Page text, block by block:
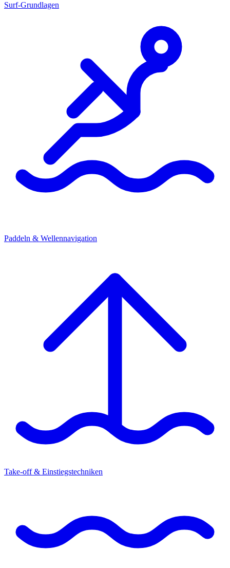
Surf-Grundlagen
Paddeln & Wellennavigation
Take-off & Einstiegstechniken